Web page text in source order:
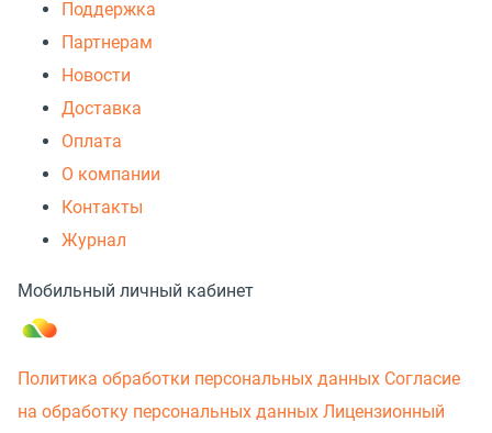
Поддержка
Партнерам
Новости
Доставка
Оплата
О компании
Контакты
Журнал
Мобильный личный кабинет
Политика обработки персональных данных Согласие
на обработку персональных данных Лицензионный